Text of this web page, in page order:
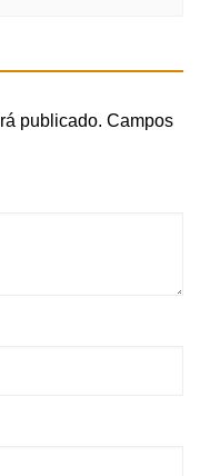
publicado. Campos